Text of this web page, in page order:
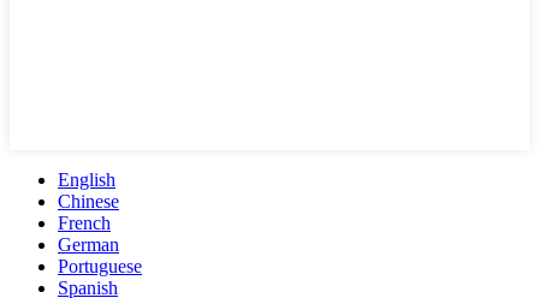
English
Chinese
French
German
Portuguese
Spanish